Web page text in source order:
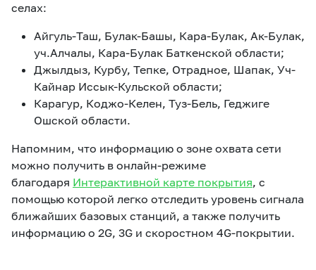
селах:
Айгуль-Таш, Булак-Башы, Кара-Булак, Ак-Булак,
уч.Алчалы, Кара-Булак Баткенской области;
Джылдыз, Курбу, Тепке, Отрадное, Шапак, Уч-
Кайнар Иссык-Кульской области;
Карагур, Коджо-Келен, Туз-Бель, Геджиге
Ошской области.
Напомним, что информацию о зоне охвата сети
можно получить в онлайн-режиме
благодаря Интерактивной карте покрытия, с
помощью которой легко отследить уровень сигнала
ближайших базовых станций, а также получить
информацию о 2G, 3G и скоростном 4G-покрытии.